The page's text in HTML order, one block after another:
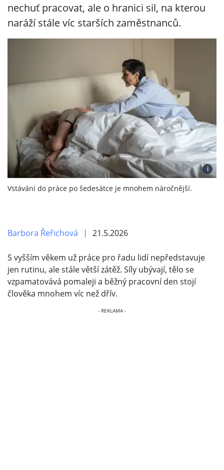
nechuť pracovat, ale o hranici sil, na kterou
naráží stále víc starších zaměstnanců.
i
Vstávání do práce po šedesátce je mnohem náročnější.
Barbora Řeřichová 21.5.2026
S vyšším věkem už práce pro řadu lidí nepředstavuje
jen rutinu, ale stále větší zátěž. Síly ubývají, tělo se
vzpamatovává pomaleji a běžný pracovní den stojí
člověka mnohem víc než dřív.